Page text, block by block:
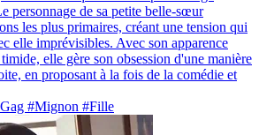
personnage de sa petite belle-sœur
les plus primaires, créant une tension qui
elle imprévisibles. Avec son apparence
elle gère son obsession d'une manière
en proposant à la fois de la comédie et
#Mignon #Fille